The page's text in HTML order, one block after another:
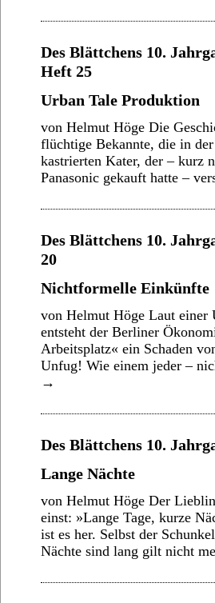
Des Blättchens 10.
Heft 25
Urban Tale Produktion
von Helmut Höge Die
flüchtige Bekannte, die in
kastrierten Kater, der – kurz
Panasonic gekauft hatte –
Des Blättchens 10.
20
Nichtformelle Einkünfte
von Helmut Höge Laut einer
entsteht der Berliner
Arbeitsplatz« ein Schaden
Unfug! Wie einem jeder –
→
Des Blättchens 10.
Lange Nächte
von Helmut Höge Der
einst: »Lange Tage, kurze
ist es her. Selbst der
Nächte sind lang gilt nicht